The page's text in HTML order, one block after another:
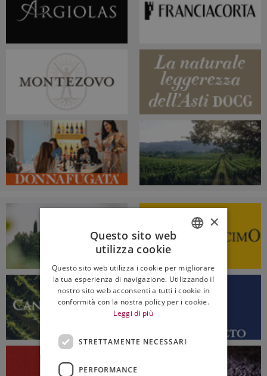
ENGLISH
×
Questo sito web
utilizza cookie
Questo sito web utilizza i cookie per migliorare
la tua esperienza di navigazione. Utilizzando il
nostro sito web acconsenti a tutti i cookie in
conformità con la nostra policy per i cookie.
Leggi di più
STRETTAMENTE NECESSARI
PERFORMANCE